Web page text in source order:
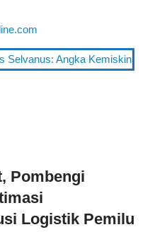
Selvanus: Angka Kemiskinan
Pombengi
Logistik Pemilu